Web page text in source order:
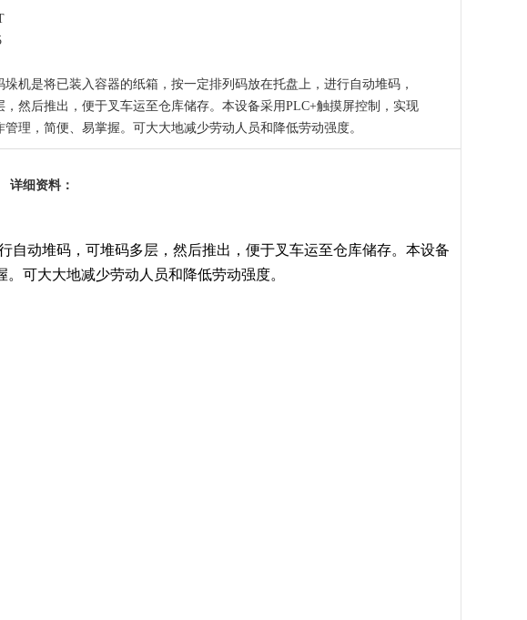
垛机是将已装入容器的纸箱，按一定排列码放在托盘上，进行自动堆码，
，然后推出，便于叉车运至仓库储存。本设备采用PLC+触摸屏控制，实现
管理，简便、易掌握。可大大地减少劳动人员和降低劳动强度。
详细资料：
自动堆码，可堆码多层，然后推出，便于叉车运至仓库储存。本设备
可大大地减少劳动人员和降低劳动强度。